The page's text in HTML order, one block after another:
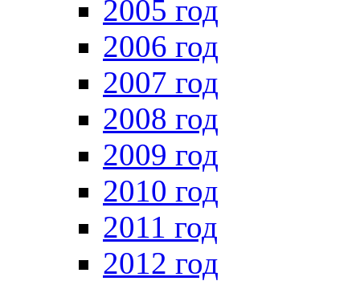
2005 год
2006 год
2007 год
2008 год
2009 год
2010 год
2011 год
2012 год